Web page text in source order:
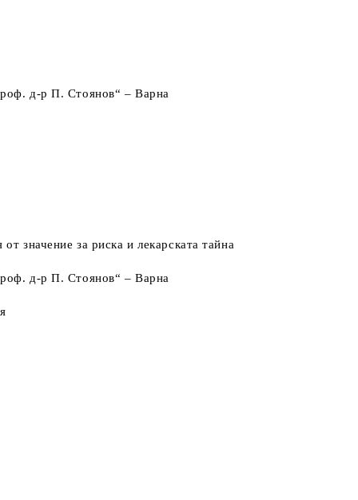
д-р П. Стоянов“ – Варна
значение за риска и лекарската тайна
д-р П. Стоянов“ – Варна